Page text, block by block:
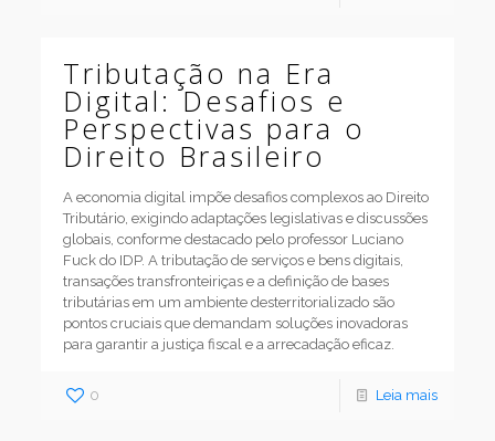
Tributação na Era
Digital: Desafios e
Perspectivas para o
Direito Brasileiro
A economia digital impõe desafios complexos ao Direito
Tributário, exigindo adaptações legislativas e discussões
globais, conforme destacado pelo professor Luciano
Fuck do IDP. A tributação de serviços e bens digitais,
transações transfronteiriças e a definição de bases
tributárias em um ambiente desterritorializado são
pontos cruciais que demandam soluções inovadoras
para garantir a justiça fiscal e a arrecadação eficaz.
0 Leia mais